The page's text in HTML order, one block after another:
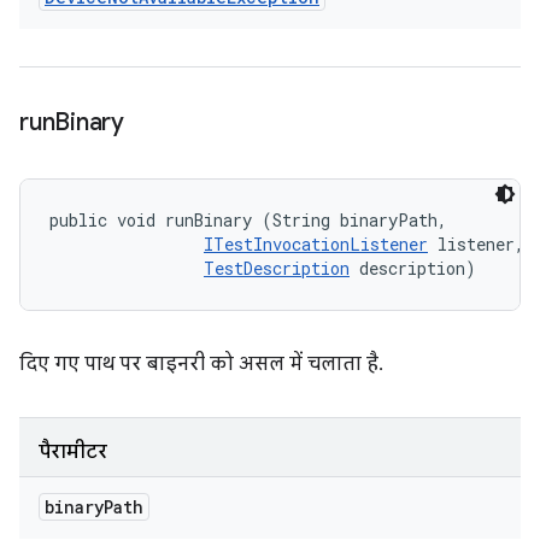
runBinary
public void runBinary (String binaryPath,
ITestInvocationListener listener,
TestDescription description)
दिए गए पाथ पर बाइनरी को असल में चलाता है.
पैरामीटर
binaryPath